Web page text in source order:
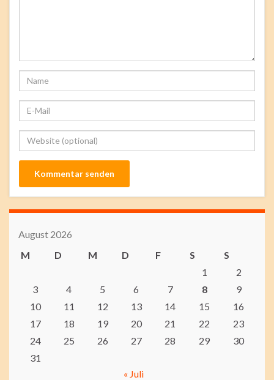
August 2026
M
D M D F S
S
1
2
3
4 5 6 7 8
9
10
11 12 13 14 15
16
17
18 19 20 21 22
23
24
25 26 27 28 29
30
31
« Juli